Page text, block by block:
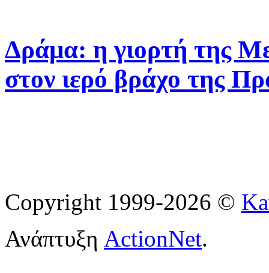
Δράμα: η γιορτή της
στον ιερό βράχο της
Copyright 1999-2026 ©
Ανάπτυξη ActionNet.